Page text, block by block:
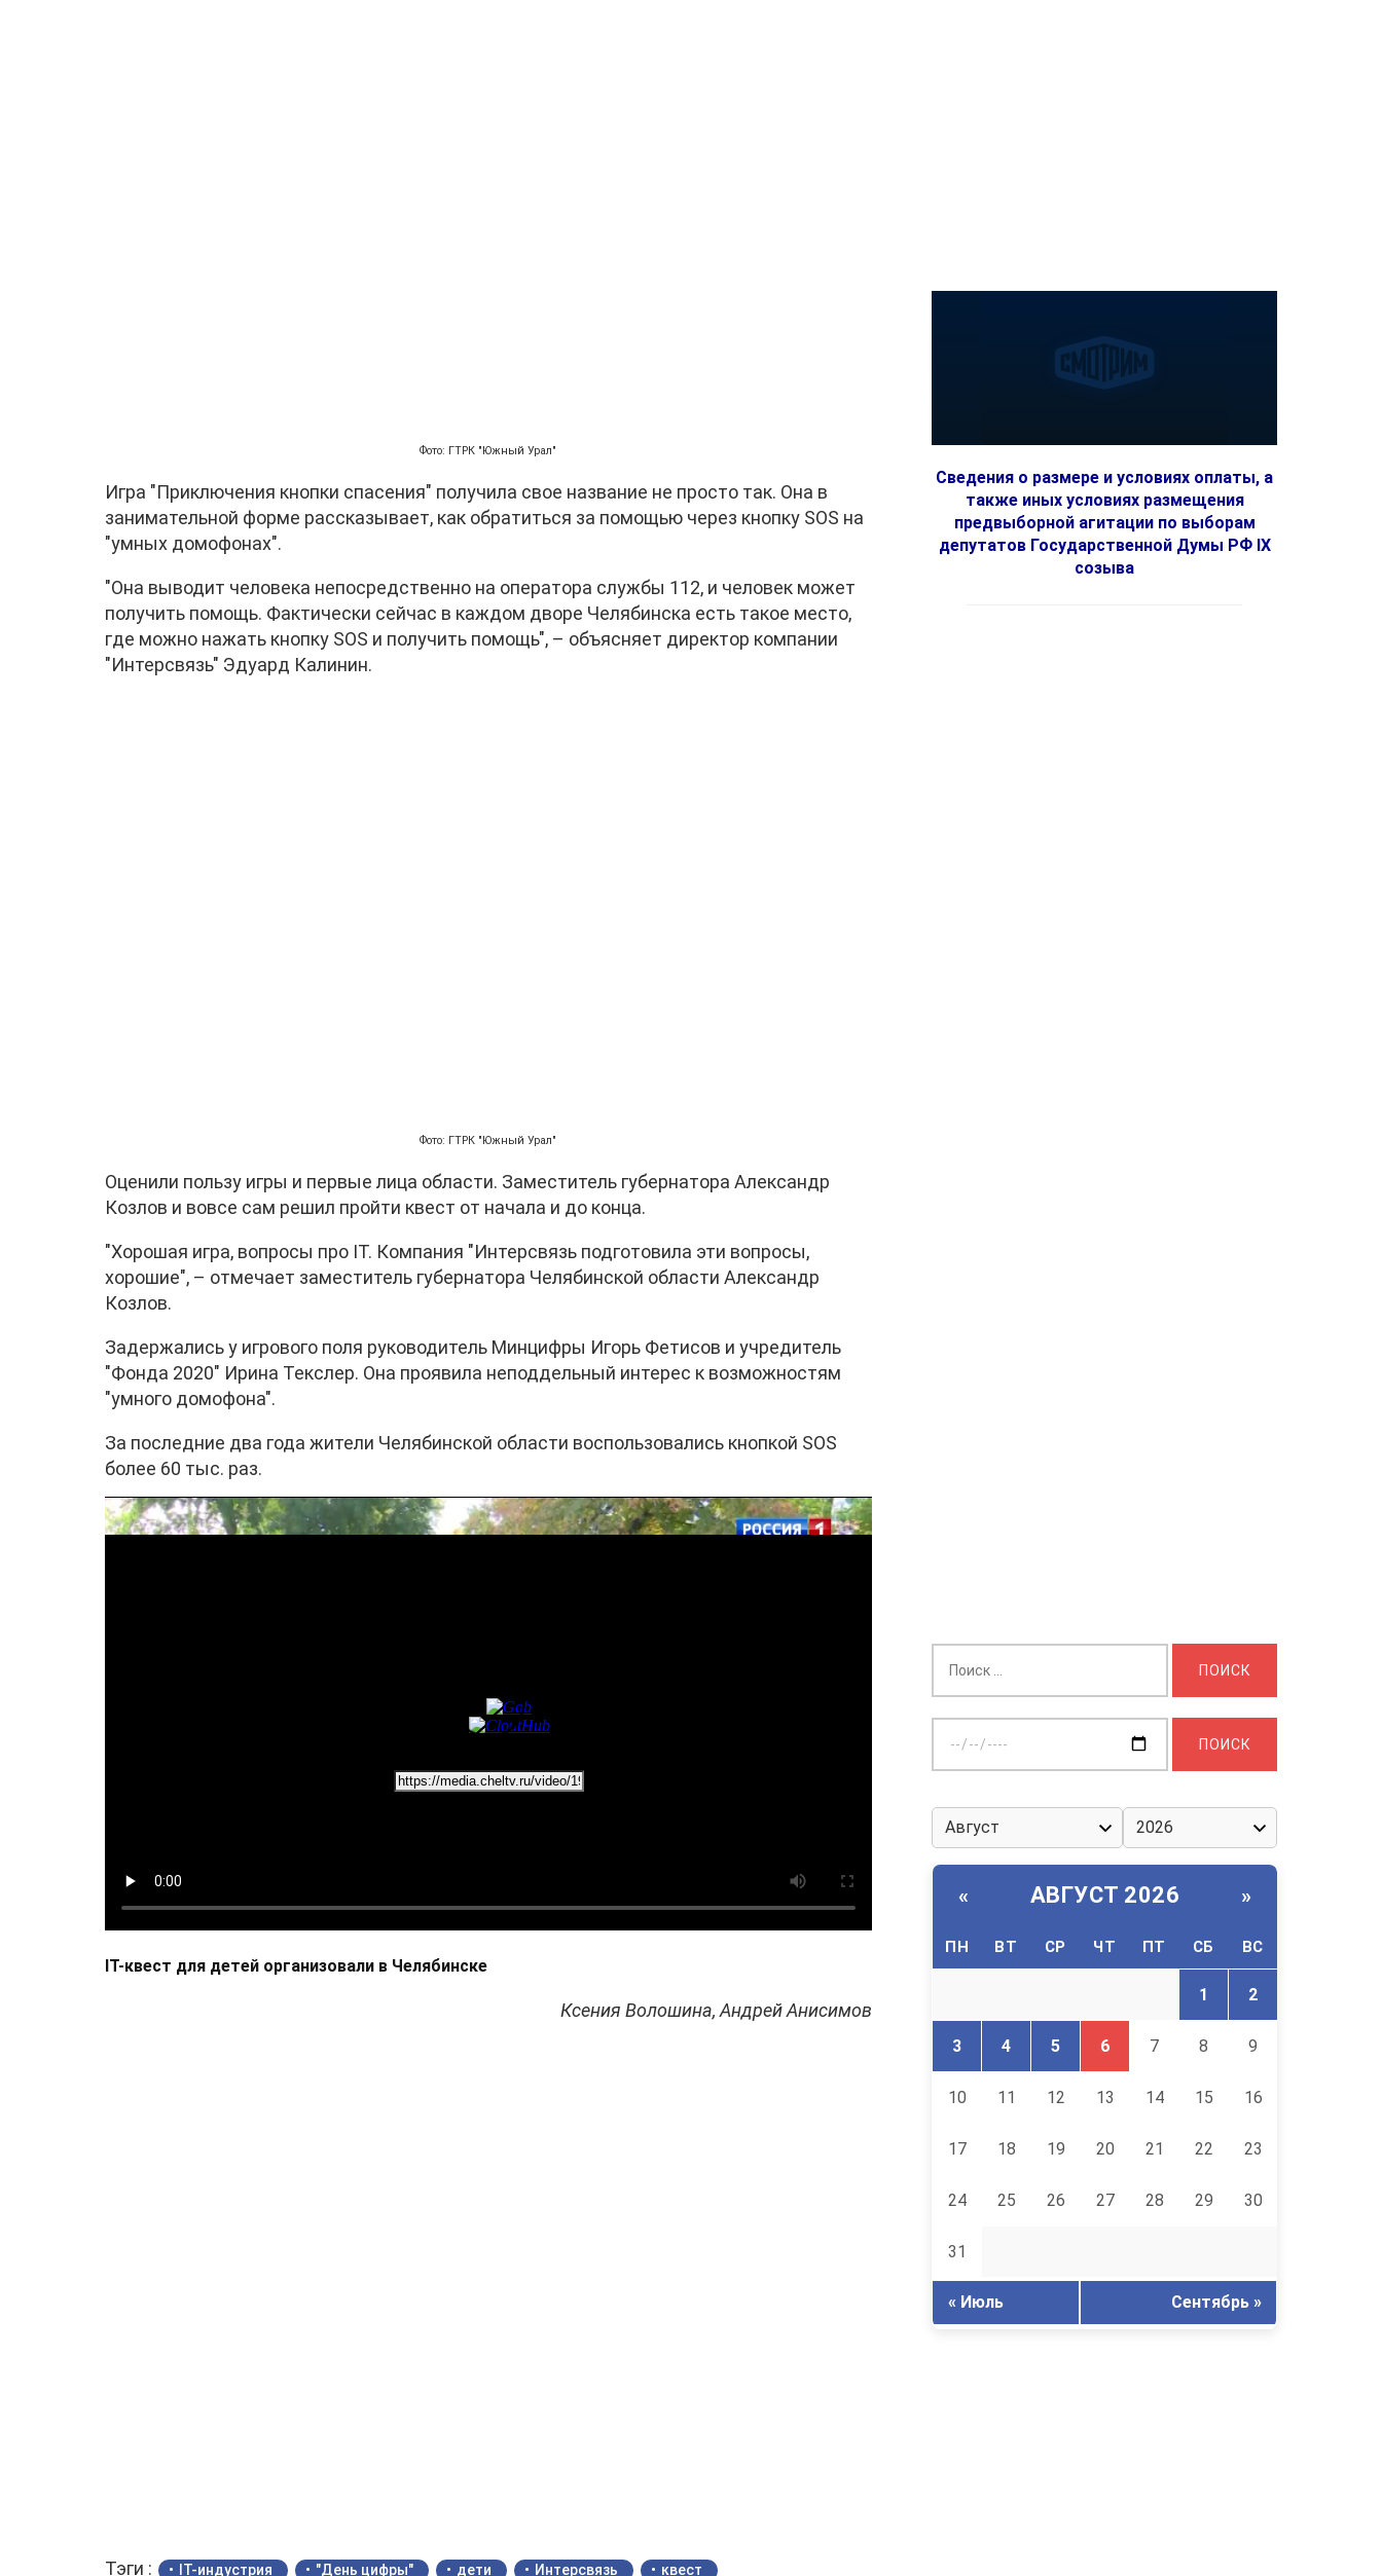
Фото: ГТРК "Южный Урал"
Игра "Приключения кнопки спасения" получила свое название не просто так. Она в
занимательной форме рассказывает, как обратиться за помощью через кнопку SOS на
"умных домофонах".
"Она выводит человека непосредственно на оператора службы 112, и человек может
получить помощь. Фактически сейчас в каждом дворе Челябинска есть такое место,
где можно нажать кнопку SOS и получить помощь", – объясняет директор компании
"Интерсвязь" Эдуард Калинин.
Фото: ГТРК "Южный Урал"
Оценили пользу игры и первые лица области. Заместитель губернатора Александр
Козлов и вовсе сам решил пройти квест от начала и до конца.
"Хорошая игра, вопросы про IT. Компания "Интерсвязь подготовила эти вопросы,
хорошие", – отмечает заместитель губернатора Челябинской области Александр
Козлов.
Задержались у игрового поля руководитель Минцифры Игорь Фетисов и учредитель
"Фонда 2020" Ирина Текслер. Она проявила неподдельный интерес к возможностям
"умного домофона".
За последние два года жители Челябинской области воспользовались кнопкой SOS
более 60 тыс. раз.
IT-квест для детей организовали в Челябинске
Ксения Волошина, Андрей Анисимов
Тэги : IT-индустрия "День цифры" дети Интерсвязь квест
Сведения о размере и условиях оплаты, а
также иных условиях размещения
предвыборной агитации по выборам
депутатов Государственной Думы РФ IX
созыва
дату:
« АВГУСТ 2026 »
ПН ВТ СР ЧТ ПТ СБ ВС
1 2
3 4 5 6 7 8 9
10 11 12 13 14 15 16
17 18 19 20 21 22 23
24 25 26 27 28 29 30
31
« Июль Сентябрь »